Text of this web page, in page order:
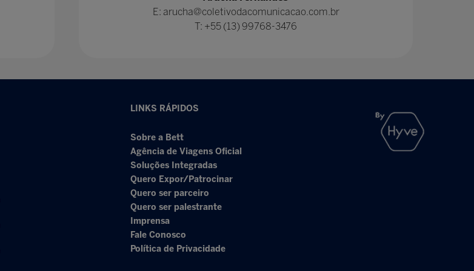
E: arucha@coletivodacomunicacao.com.br
T: +55 (13) 99768-3476
LINKS RÁPIDOS
Sobre a Bett
Agência de Viagens Oficial
Soluções Integradas
Quero Expor/Patrocinar
Quero ser parceiro
Quero ser palestrante
Imprensa
Fale Conosco
Política de Privacidade